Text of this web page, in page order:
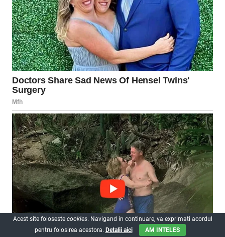
Acest site foloseste cookies. Navigand in continuare, va exprimati acordul
pentru folosirea acestora. Detalii aici AM INTELES